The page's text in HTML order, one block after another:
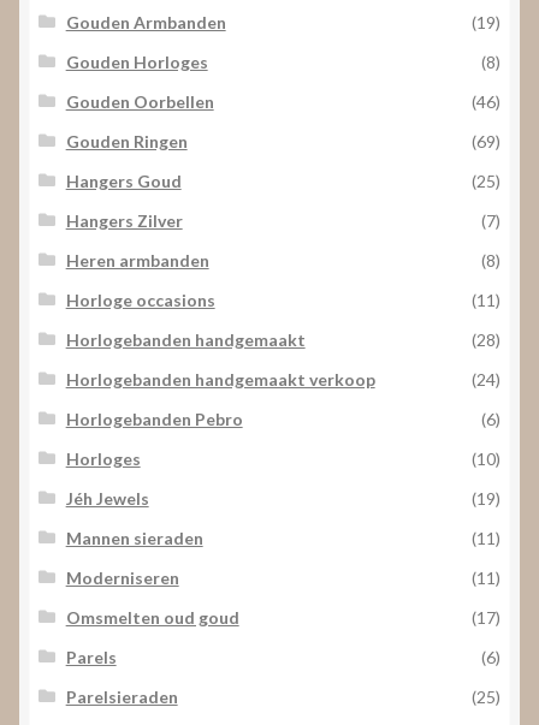
Gouden Armbanden
(19)
Gouden Horloges
(8)
Gouden Oorbellen
(46)
Gouden Ringen
(69)
Hangers Goud
(25)
Hangers Zilver
(7)
Heren armbanden
(8)
Horloge occasions
(11)
Horlogebanden handgemaakt
(28)
Horlogebanden handgemaakt verkoop
(24)
Horlogebanden Pebro
(6)
Horloges
(10)
Jéh Jewels
(19)
Mannen sieraden
(11)
Moderniseren
(11)
Omsmelten oud goud
(17)
Parels
(6)
Parelsieraden
(25)